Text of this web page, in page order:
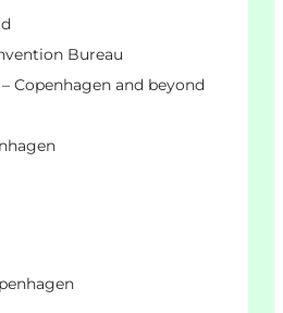
Bureau
Copenhagen and beyond